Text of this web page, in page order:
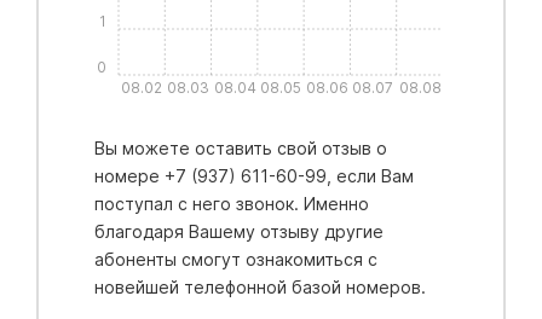
08.02 08.03 08.04 08.05 08.06 08.07 08.08
0
1
Вы можете оставить свой отзыв о
номере +7 (937) 611-60-99, если Вам
поступал с него звонок. Именно
благодаря Вашему отзыву другие
абоненты смогут ознакомиться с
новейшей телефонной базой номеров.